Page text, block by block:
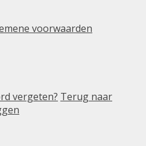
voorwaarden
vergeten? Terug naar